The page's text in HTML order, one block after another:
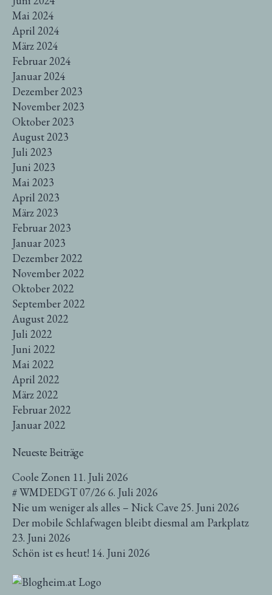
Mai 2024
April 2024
März 2024
Februar 2024
Januar 2024
Dezember 2023
November 2023
Oktober 2023
August 2023
Juli 2023
Juni 2023
Mai 2023
April 2023
März 2023
Februar 2023
Januar 2023
Dezember 2022
November 2022
Oktober 2022
September 2022
August 2022
Juli 2022
Juni 2022
Mai 2022
April 2022
März 2022
Februar 2022
Januar 2022
Neueste Beiträge
Coole Zonen 11. Juli 2026
# WMDEDGT 07/26 6. Juli 2026
Nie um weniger als alles – Nick Cave 25. Juni 2026
Der mobile Schlafwagen bleibt diesmal am Parkplatz
23. Juni 2026
Schön ist es heut! 14. Juni 2026